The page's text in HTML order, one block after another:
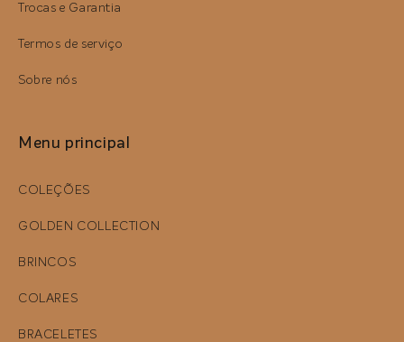
Trocas e Garantia
Termos de serviço
Sobre nós
Menu principal
COLEÇÕES
GOLDEN COLLECTION
BRINCOS
COLARES
BRACELETES